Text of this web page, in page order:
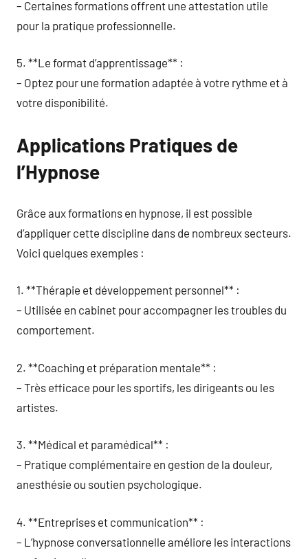
– Certaines formations offrent une attestation utile
pour la pratique professionnelle.
5. **Le format d’apprentissage** :
– Optez pour une formation adaptée à votre rythme et à
votre disponibilité.
Applications Pratiques de
l’Hypnose
Grâce aux formations en hypnose, il est possible
d’appliquer cette discipline dans de nombreux secteurs.
Voici quelques exemples :
1. **Thérapie et développement personnel** :
– Utilisée en cabinet pour accompagner les troubles du
comportement.
2. **Coaching et préparation mentale** :
– Très efficace pour les sportifs, les dirigeants ou les
artistes.
3. **Médical et paramédical** :
– Pratique complémentaire en gestion de la douleur,
anesthésie ou soutien psychologique.
4. **Entreprises et communication** :
– L’hypnose conversationnelle améliore les interactions